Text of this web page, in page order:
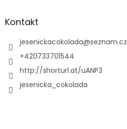
p
aKontakt
jesenickacokolada@seznam.cz
+420733701544
http://shorturl.at/uANP3
jesenicka_cokolada